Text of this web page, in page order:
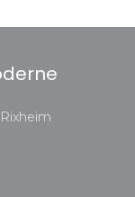
((opent in